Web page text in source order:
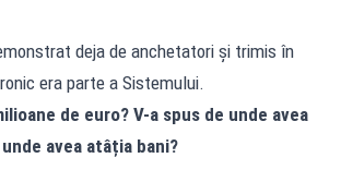
deja de anchetatori și trimis în
era parte a Sistemului.
de euro? V-a spus de unde avea
avea atâția bani?